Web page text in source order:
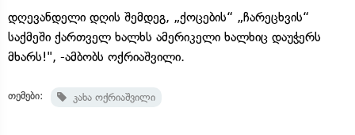
დღევანდელი დღის შემდეგ, „ქოცების“ „ჩარეცხვის“
საქმეში ქართველ ხალხს ამერიკელი ხალხიც დაუჭერს
მხარს!", -ამბობს ოქრიაშვილი.
თემები: კახა ოქრიაშვილი